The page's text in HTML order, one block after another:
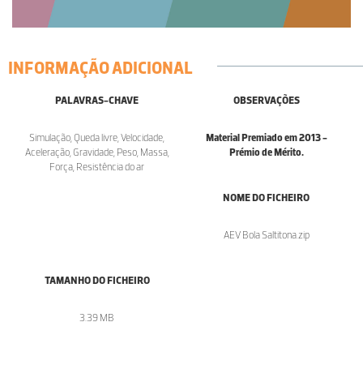
INFORMAÇÃO ADICIONAL
PALAVRAS-CHAVE
Simulação, Queda livre, Velocidade,
Aceleração, Gravidade, Peso, Massa,
Força, Resistência do ar
OBSERVAÇÕES
Material Premiado em 2013 -
Prémio de Mérito.
NOME DO FICHEIRO
AEV Bola Saltitona.zip
TAMANHO DO FICHEIRO
3.39 MB